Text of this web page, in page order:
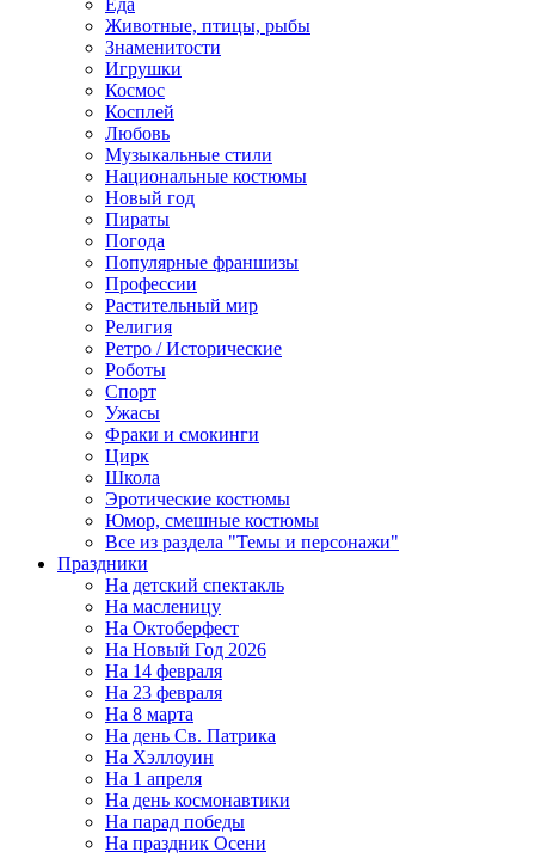
Еда
Животные, птицы, рыбы
Знаменитости
Игрушки
Космос
Косплей
Любовь
Музыкальные стили
Национальные костюмы
Новый год
Пираты
Погода
Популярные франшизы
Профессии
Растительный мир
Религия
Ретро / Исторические
Роботы
Спорт
Ужасы
Фраки и смокинги
Цирк
Школа
Эротические костюмы
Юмор, смешные костюмы
Все из раздела "Темы и персонажи"
Праздники
На детский спектакль
На масленицу
На Октоберфест
На Новый Год 2026
На 14 февраля
На 23 февраля
На 8 марта
На день Св. Патрика
На Хэллоуин
На 1 апреля
На день космонавтики
На парад победы
На праздник Осени